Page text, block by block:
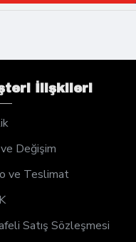
İlişkileri
Değişim
ve Teslimat
Satış Sözleşmesi